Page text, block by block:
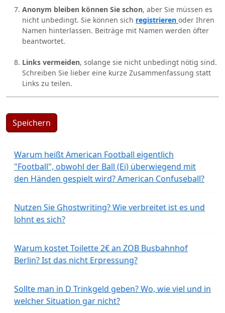
Anonym bleiben können Sie schon, aber Sie müssen es
nicht unbedingt. Sie können sich registrieren oder Ihren
Namen hinterlassen. Beiträge mit Namen werden öfter
beantwortet.
Links vermeiden, solange sie nicht unbedingt nötig sind.
Schreiben Sie lieber eine kurze Zusammenfassung statt
Links zu teilen.
Speichern
Warum heißt American Football eigentlich
"Football", obwohl der Ball (Ei) überwiegend mit
den Händen gespielt wird? American Confuseball?
Nutzen Sie Ghostwriting? Wie verbreitet ist es und
lohnt es sich?
Warum kostet Toilette 2€ an ZOB Busbahnhof
Berlin? Ist das nicht Erpressung?
Sollte man in D Trinkgeld geben? Wo, wie viel und in
welcher Situation gar nicht?